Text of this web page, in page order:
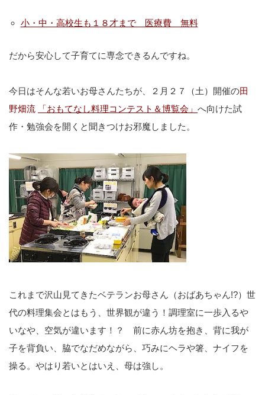
小・中・高校生も１８才まで 医療費 無料
だから安心して子育てに専念できるんですね。
今日はそんな若いお母さんたちが、２月２７（土）開催の田
野畑流
「おもてなし料理コンテスト＆博覧会」 へ向けた試
作・勉強会を開くと聞きつけお邪魔しました。
これまで沢山見てきたベテランお母さん（おばあちゃん!?）世
代の料理集会とはもう、世界観が違う！調理室に一歩入るや
いなや、空気が違います！？ 前に赤ん坊を抱き、背に我が
子を背負い、脇でなだめながら、巧みにヘラや箸、ナイフを
操る。やはり若いとはいえ、母は強し。